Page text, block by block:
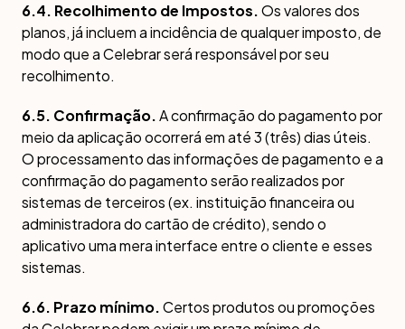
6.4. Recolhimento de Impostos.Os valores dos
planos, já incluem a incidência de qualquer imposto, de
modo que a Celebrar será responsável por seu
recolhimento.
6.5. Confirmação.A confirmação do pagamento por
meio da aplicação ocorrerá em até 3 (três) dias úteis.
O processamento das informações de pagamento e a
confirmação do pagamento serão realizados por
sistemas de terceiros (ex. instituição financeira ou
administradora do cartão de crédito), sendo o
aplicativo uma mera interface entre o cliente e esses
sistemas.
6.6. Prazo mínimo.Certos produtos ou promoções